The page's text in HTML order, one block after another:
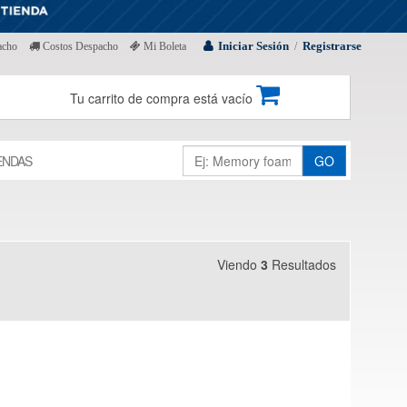
Iniciar Sesión / Registrarse
Costos Despacho Mi Boleta
Tu carrito de compra está vacío
GO
Viendo 3 Resultados